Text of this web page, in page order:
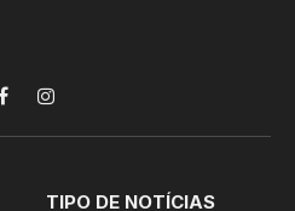
FacebookInstagram
TIPO DE NOTÍCIAS